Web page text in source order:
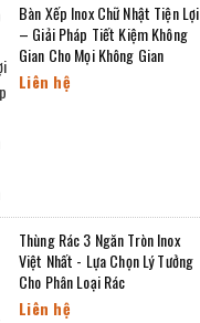
Bàn Xếp Inox Chữ Nhật Tiện Lợi
– Giải Pháp Tiết Kiệm Không
Gian Cho Mọi Không Gian
Liên hệ
Thùng Rác 3 Ngăn Tròn Inox
Việt Nhất - Lựa Chọn Lý Tưởng
Cho Phân Loại Rác
Liên hệ